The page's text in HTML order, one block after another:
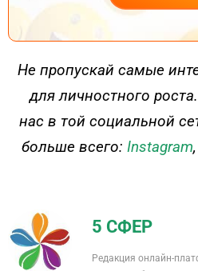
ДЕЙСТВУЙ
Не пропускай самые
для личностного
нас в той социальной
больше всего: Instagram,
5 СФЕР
Редакция онлайн-